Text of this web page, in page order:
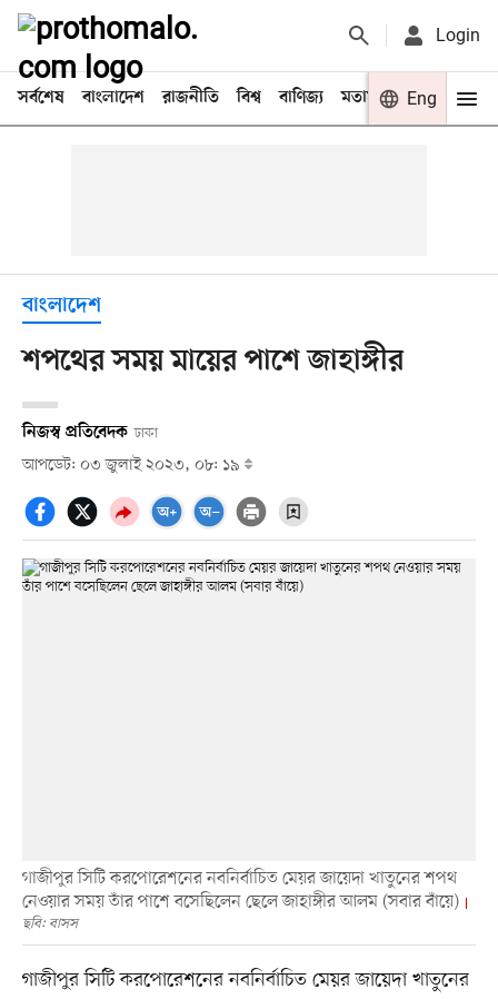
Login
সর্বশেষ বাংলাদেশ রাজনীতি বিশ্ব বাণিজ্য মতামত খেলা
Eng
বাংলাদেশ
শপথের সময় মায়ের পাশে জাহাঙ্গীর
নিজস্ব প্রতিবেদক ঢাকা
আপডেট: ০৩ জুলাই ২০২৩, ০৮: ১৯
গাজীপুর সিটি করপোরেশনের নবনির্বাচিত মেয়র জায়েদা খাতুনের শপথ
নেওয়ার সময় তাঁর পাশে বসেছিলেন ছেলে জাহাঙ্গীর আলম (সবার বাঁয়ে)
ছবি: বাসস
গাজীপুর সিটি করপোরেশনের নবনির্বাচিত মেয়র জায়েদা খাতুনের